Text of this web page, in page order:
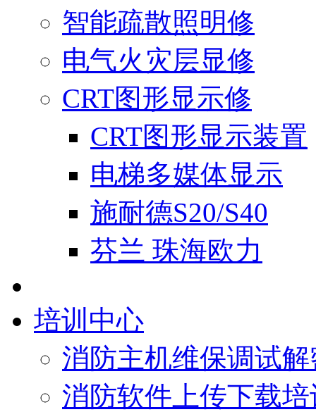
智能疏散照明修
电气火灾层显修
CRT图形显示修
CRT图形显示装置
电梯多媒体显示
施耐德S20/S40
芬兰 珠海欧力
培训中心
消防主机维保调试解
消防软件上传下载培